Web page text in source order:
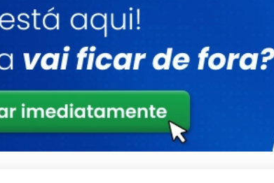
o OEE depende da estabilidade do vinco (profundidade
acabamento do fio de corte. Um ferramental bem
triplex e sustenta a integridade estrutural da
de envase automatizadas.
forminhas, envelopes, sacolas, etiquetas, display
adaptadas ao volume do cliente. A conformidade
rastreabilidade por número de ferramenta, data de
ao ferramental.